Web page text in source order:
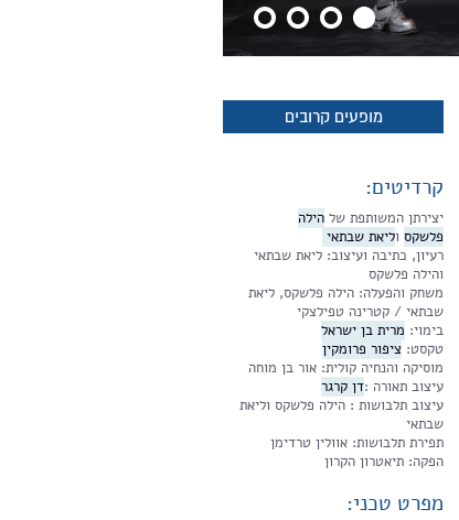
מופעים קרובים
קרדיטים:
יצירתן המשותפת של הילה
פלשקס וליאת שבתאי
רעיון, כתיבה ועיצוב: ליאת שבתאי
והילה פלשקס
משחק והפעלה: הילה פלשקס, ליאת
שבתאי / קטרינה טפילצקי
בימוי: מרית בן ישראל
טקסט: ציפור פרומקין
מוסיקה והנחיה קולית: אור בן מוחה
עיצוב תאורה :דן קרגר
עיצוב תלבושות : הילה פלשקס וליאת
שבתאי
תפירת תלבושות: אוולין טרדימן
הפקה: תיאטרון הקרון
מפרט טכני: